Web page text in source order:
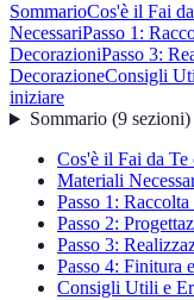
SommarioCos'è il Fai
NecessariPasso 1:
DecorazioniPasso 3:
DecorazioneConsigli
iniziare
Sommario(9 sezioni)
Cos'è il Fai da
Materiali
Passo 1:
Passo 2:
Passo 3:
Passo 4: Finitura
Consigli Utili e